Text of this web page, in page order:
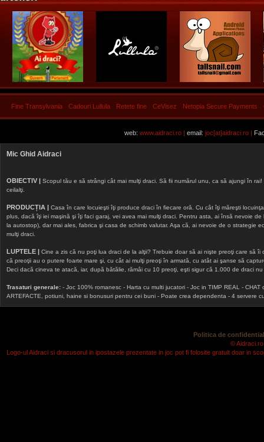
Fine Transylvania Cadouri Lullula Retete fine CeVisez Netopia Secure Payments
web: www.aidraci.ro | email: joc[at]aidraci.ro |
Mic Ghid Aidraci
OBIECTIV | Scopul tău e să strângi cât mai mulţi draci. Să fii numărul unu, ca să ajungi în
ceilalţi.
PRODUCȚIA | Casa în care locuieşti îţi produce draci în fiecare oră. Cu cât îţi măreşti
plus, dacă îţi iei maşină şi îţi faci garaj, vei avea mai mulţi draci. Pentru asta, ai însă nevoie
la autostop), dar mai ales, fabrica şi casa de schimb valutar. Aşa că, ai nevoie de o strategie
mulţi draci.
LUPTELE | Cine a zis că nu poţi lua draci de la alţii? Trebuie doar să ai nişte preoţi care să
că preoţii au o putere foarte mare şi, cu cât ai mulţi preoţi în armată, cu atât ai şanse să
Deci dacă cineva te atacă, iar, după bătălie, rămâi cu 10 preoţi, eşti sigur că 1.000 de draci
Trasaturi generale: - Joc 100% romanesc - Harta cu multi jucatori - Joc in TIMP REAL -
ARTEFACTE, potiuni, haine si bonusuri pentru cei buni - Poate crea dependenta - 4 servere
Politica de
©
Logo-ul Aidraci si dracusorul in ipostazele prezentate in joc pot fi folosite gratuit doar in